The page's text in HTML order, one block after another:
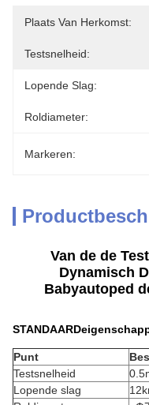
Plaats Van Herkomst:
Testsnelheid:
Lopende Slag:
Roldiameter:
Markeren:
Van de de
Dynamisch
Babyautoped
Punt
Testsnelheid
Lopende slag